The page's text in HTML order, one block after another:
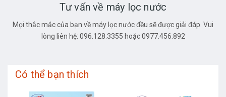
Tư vấn về máy lọc nước
Mọi thắc mắc của bạn về máy lọc nước đều sẽ được giải đáp. Vui
lòng liên hệ: 096.128.3355 hoặc 0977.456.892
Có thể bạn thích